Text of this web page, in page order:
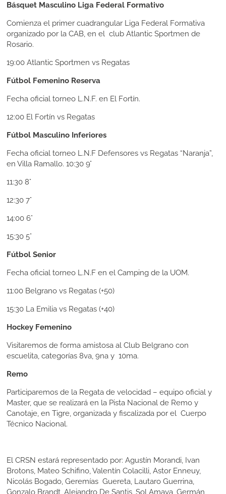
Básquet Masculino Liga Federal Formativo
Comienza el primer cuadrangular Liga Federal Formativa
organizado por la CAB, en el club Atlantic Sportmen de
Rosario.
19:00 Atlantic Sportmen vs Regatas
Fútbol Femenino Reserva
Fecha oficial torneo L.N.F. en El Fortín.
12:00 El Fortín vs Regatas
Fútbol Masculino Inferiores
Fecha oficial torneo L.N.F Defensores vs Regatas “Naranja”,
en Villa Ramallo. 10:30 9°
11:30 8°
12:30 7°
14:00 6°
15:30 5°
Fútbol Senior
Fecha oficial torneo L.N.F en el Camping de la UOM.
11:00 Belgrano vs Regatas (+50)
15:30 La Emilia vs Regatas (+40)
Hockey Femenino
Visitaremos de forma amistosa al Club Belgrano con
escuelita, categorías 8va, 9na y 10ma.
Remo
Participaremos de la Regata de velocidad – equipo oficial y
Master, que se realizará en la Pista Nacional de Remo y
Canotaje, en Tigre, organizada y fiscalizada por el Cuerpo
Técnico Nacional.
El CRSN estará representado por: Agustín Morandi, Ivan
Brotons, Mateo Schifino, Valentín Colacilli, Astor Enneuy,
Nicolás Bogado, Geremías Guereta, Lautaro Guerrina,
Gonzalo Brandt, Alejandro De Santis, Sol Amaya, Germán